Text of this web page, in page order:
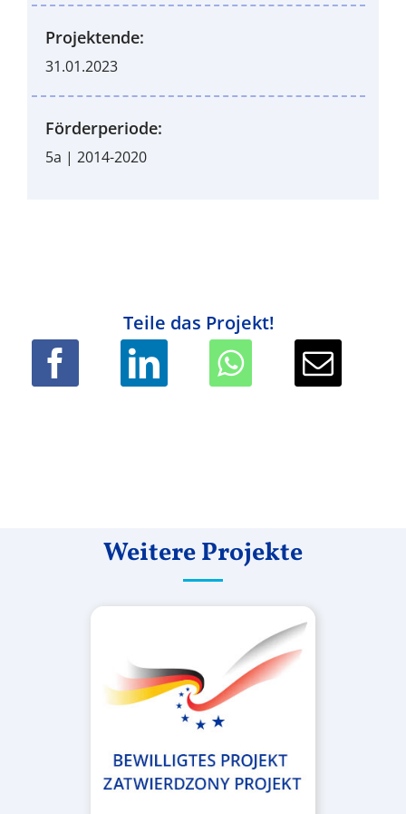
Projektende:
31.01.2023
Förderperiode:
5a | 2014-2020
Teile das Projekt!
Weitere Projekte